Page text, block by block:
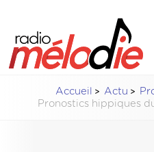
Accueil Actu
Pronostics hippiques